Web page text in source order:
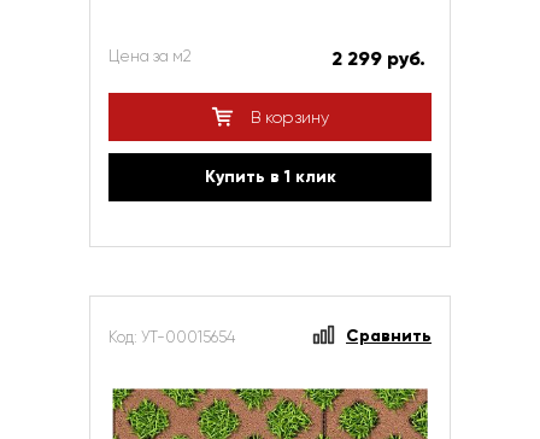
Цена за м2 2 299 руб.
В корзину
Купить в 1 клик
Код: УТ-00015654 Сравнить